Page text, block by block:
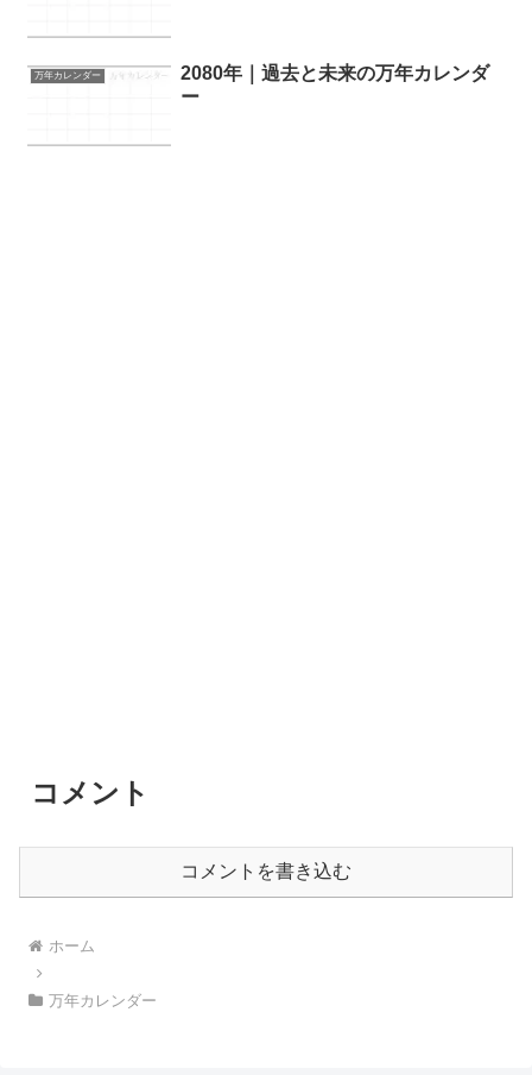
万年カレンダー
2080年｜過去と未来の万年カレンダ
ー
コメント
コメントを書き込む
ホーム
万年カレンダー